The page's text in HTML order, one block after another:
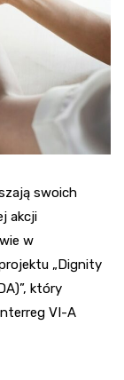
swoich
akcji
w
„Dignity
który
VI-A